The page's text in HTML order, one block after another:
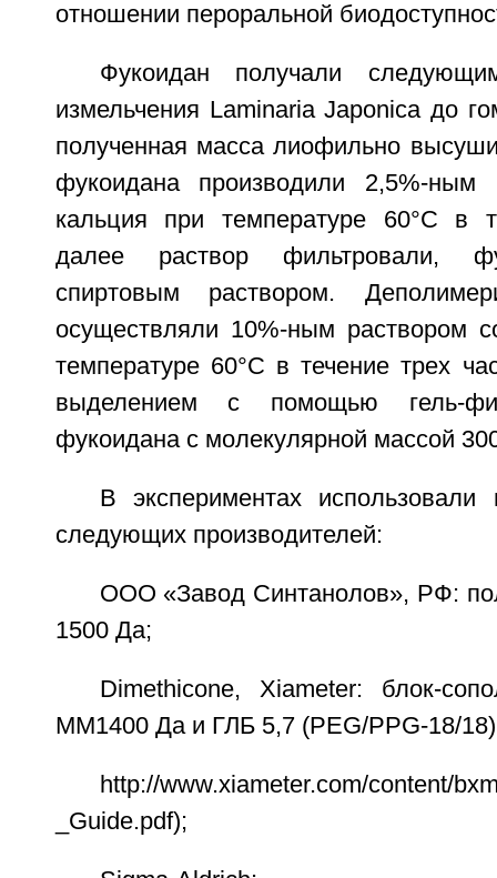
отношении пероральной
Фукоидан получали
измельчения Laminaria Japonica до
полученная масса лиофильно
фукоидана производили 2,5%-ным
кальция при температуре 60°С в
далее раствор фильтровали,
спиртовым раствором.
осуществляли 10%-ным раствором
температуре 60°С в течение трех
выделением с помощью гель-
фукоидана с молекулярной массой
В экспериментах
следующих производителей:
ООО «Завод Синтанолов», РФ:
1500 Да;
Dimethicone, Xiameter: блок-
MM1400 Да и ГЛБ 5,7 (PEG/PPG-18/18)
http://www.xiameter.com/content/
_Guide.pdf);